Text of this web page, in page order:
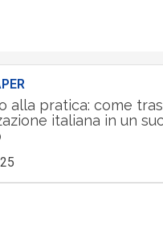
alla pratica: come
italiana in un